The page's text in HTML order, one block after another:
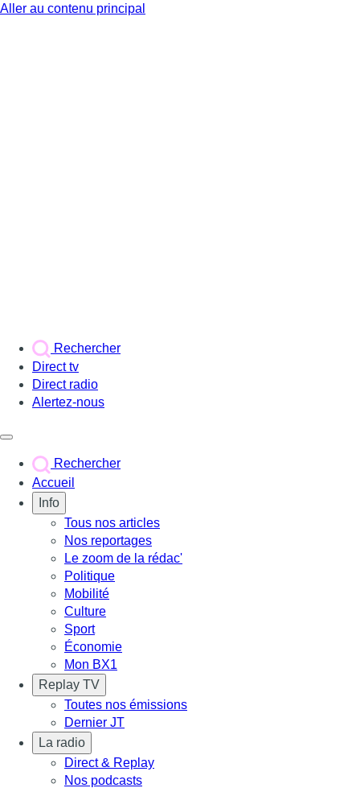
Aller au contenu principal
Rechercher
Direct tv
Direct radio
Alertez-nous
Rechercher
Accueil
Info
Tous nos articles
Nos reportages
Le zoom de la rédac'
Politique
Mobilité
Culture
Sport
Économie
Mon BX1
Replay TV
Toutes nos émissions
Dernier JT
La radio
Direct & Replay
Nos podcasts